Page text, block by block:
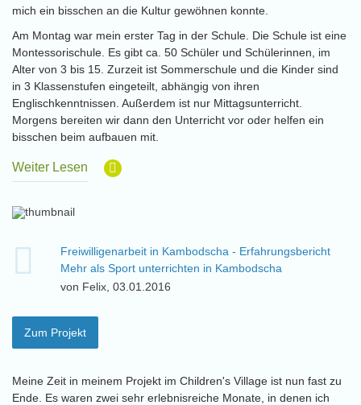
mich ein bisschen an die Kultur gewöhnen konnte.
Am Montag war mein erster Tag in der Schule. Die Schule ist eine
Montessorischule. Es gibt ca. 50 Schüler und Schülerinnen, im
Alter von 3 bis 15. Zurzeit ist Sommerschule und die Kinder sind
in 3 Klassenstufen eingeteilt, abhängig von ihren
Englischkenntnissen. Außerdem ist nur Mittagsunterricht.
Morgens bereiten wir dann den Unterricht vor oder helfen ein
bisschen beim aufbauen mit.
Weiter Lesen
Freiwilligenarbeit in Kambodscha - Erfahrungsbericht
Mehr als Sport unterrichten in Kambodscha
von Felix, 03.01.2016
Zum Projekt
Meine Zeit in meinem Projekt im Children's Village ist nun fast zu
Ende. Es waren zwei sehr erlebnisreiche Monate, in denen ich